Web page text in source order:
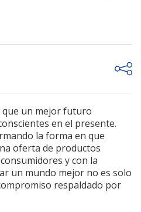
que un mejor futuro
en el presente.
la forma en que
oferta de productos
y con la
un mundo mejor no es solo
respaldado por